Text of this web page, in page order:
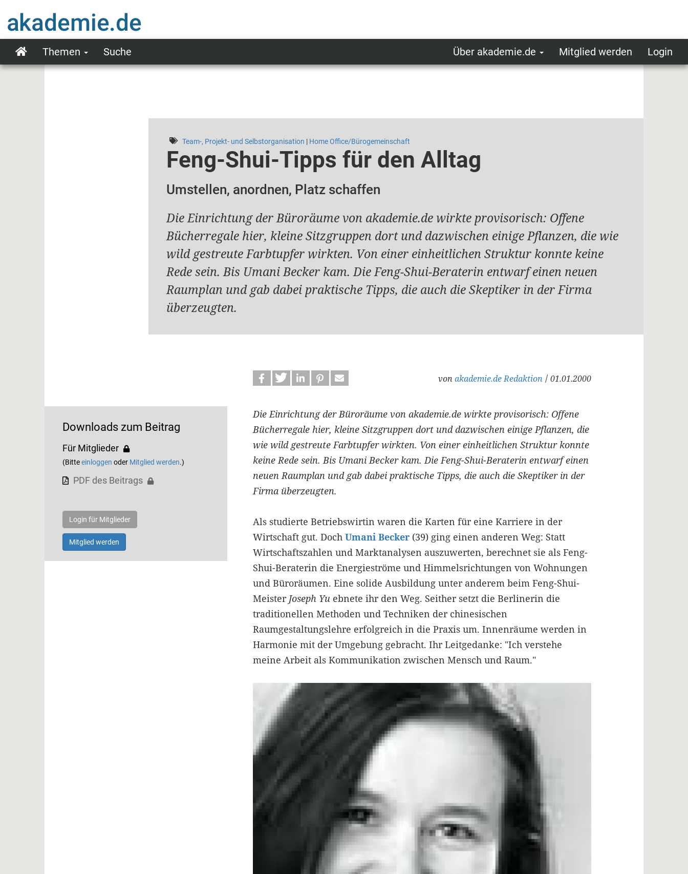
zum
Inhalt
Main
Themen Suche
User
Über akademie.de Mitglied werden Login
Team-, Projekt- und Selbstorganisation | Home Office/Bürogemeinschaft
Feng-Shui-Tipps für den Alltag
Umstellen, anordnen, Platz schaffen
Die Einrichtung der Büroräume von akademie.de wirkte provisorisch: Offene
Bücherregale hier, kleine Sitzgruppen dort und dazwischen einige Pflanzen, die wie
wild gestreute Farbtupfer wirkten. Von einer einheitlichen Struktur konnte keine
Rede sein. Bis Umani Becker kam. Die Feng-Shui-Beraterin entwarf einen neuen
Raumplan und gab dabei praktische Tipps, die auch die Skeptiker in der Firma
überzeugten.
vonakademie.de Redaktion /01.01.2000
Downloads zum Beitrag
Für Mitglieder
(Bitteeinloggen oder Mitglied werden.)
PDF des Beitrags
Login für Mitglieder
Mitglied werden
Die Einrichtung der Büroräume von akademie.de wirkte provisorisch: Offene
Bücherregale hier, kleine Sitzgruppen dort und dazwischen einige Pflanzen, die
wie wild gestreute Farbtupfer wirkten. Von einer einheitlichen Struktur konnte
keine Rede sein. Bis Umani Becker kam. Die Feng-Shui-Beraterin entwarf einen
neuen Raumplan und gab dabei praktische Tipps, die auch die Skeptiker in der
Firma überzeugten.
Als studierte Betriebswirtin waren die Karten für eine Karriere in der
Wirtschaft gut. Doch Umani Becker(39) ging einen anderen Weg: Statt
Wirtschaftszahlen und Marktanalysen auszuwerten, berechnet sie als Feng-
Shui-Beraterin die Energieströme und Himmelsrichtungen von Wohnungen
und Büroräumen. Eine solide Ausbildung unter anderem beim Feng-Shui-
Meister Joseph Yuebnete ihr den Weg. Seither setzt die Berlinerin die
traditionellen Methoden und Techniken der chinesischen
Raumgestaltungslehre erfolgreich in die Praxis um. Innenräume werden in
Harmonie mit der Umgebung gebracht. Ihr Leitgedanke: "Ich verstehe
meine Arbeit als Kommunikation zwischen Mensch und Raum."